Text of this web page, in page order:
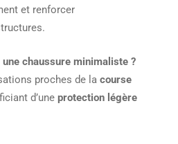
et renforcer
chaussure minimaliste ?
proches de lacourse
d’uneprotection légère